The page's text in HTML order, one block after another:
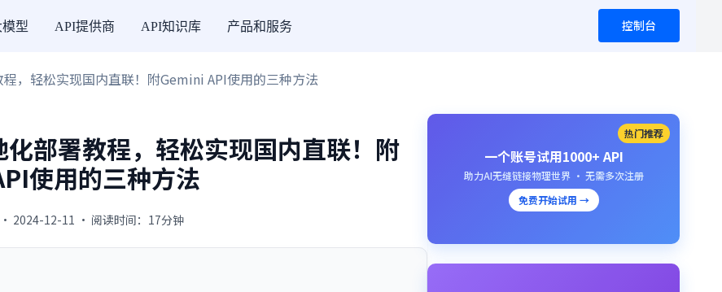
型 API提供商 API知识库 产品和服务 控制台
，轻松实现国内直联！附Gemini API使用的三种方法
部署教程，轻松实现国内直联！附
使用的三种方法
2024-12-11 · 阅读时间：17分钟
热门推荐
一个账号试用1000+ API
助力AI无缝链接物理世界 · 无需多次注册
免费开始试用 →